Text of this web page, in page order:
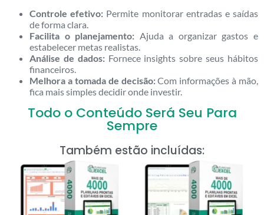
Controle efetivo: Permite monitorar entradas e saídas
de forma clara.
Facilita o planejamento: Ajuda a organizar gastos e
estabelecer metas realistas.
Análise de dados:Fornece insights sobre seus hábitos
financeiros.
Melhora a tomada de decisão:Com informações à mão,
fica mais simples decidir onde investir.
Todo o Conteúdo Será Seu Para
Sempre
Também estão incluídas: